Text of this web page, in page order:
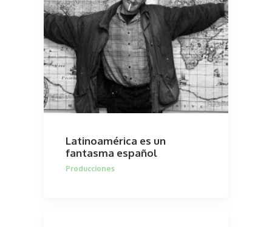
Latinoamérica es un
fantasma español
Producciones